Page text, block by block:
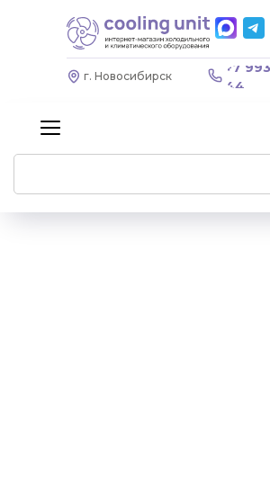
+7
44
г. Новосибирск